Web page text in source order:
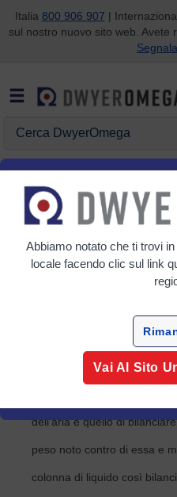
Salta alla ricerca
Salta al contenuto principale
Salta alla navigazione
Italia 800 906 907 |
sul nostro nuovo sito web. Avete
Misurazione
con il
Misurazione della
manometro La
pressione è definita come
dell'aria è quello di
peso noto contro di essa e
colonna di liquido così
Abbiamo notato che ti trovi in
locale facendo clic sul link
Vai Al Sito